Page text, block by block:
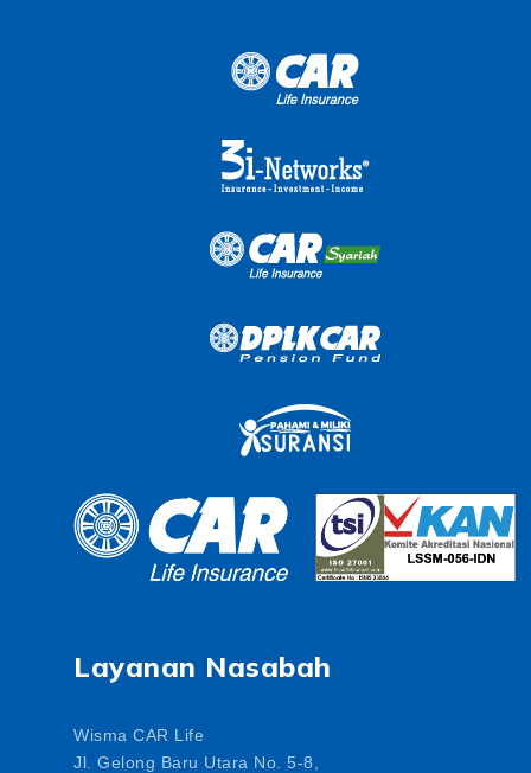
Layanan Nasabah
Wisma CAR Life
Jl. Gelong Baru Utara No. 5-8,